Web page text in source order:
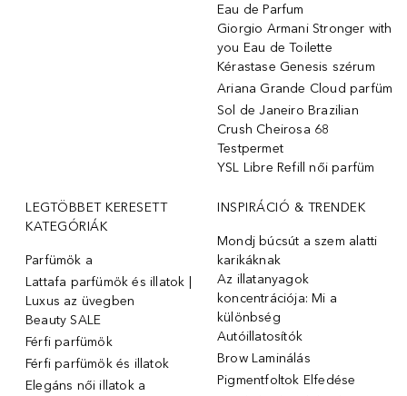
Eau de Parfum
Giorgio Armani Stronger with
you Eau de Toilette
Kérastase Genesis szérum
Ariana Grande Cloud parfüm
Sol de Janeiro Brazilian
Crush Cheirosa 68
Testpermet
YSL Libre Refill női parfüm
LEGTÖBBET KERESETT
KATEGÓRIÁK
Parfümök ️a
Lattafa parfümök és illatok |
Luxus az üvegben
Beauty SALE
Férfi parfümök
Férfi parfümök és illatok
Elegáns női illatok ️a
INSPIRÁCIÓ & TRENDEK
Mondj búcsút a szem alatti
karikáknak
Az illatanyagok
koncentrációja: Mi a
különbség
Autóillatosítók
Brow Laminálás
Pigmentfoltok Elfedése